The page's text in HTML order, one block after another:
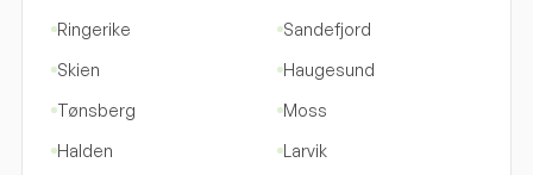
Ringerike
Sandefjord
Skien
Haugesund
Tønsberg
Moss
Halden
Larvik